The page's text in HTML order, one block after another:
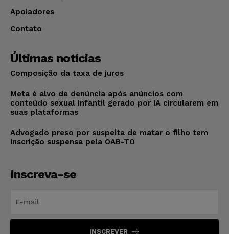
Apoiadores
Contato
Últimas notícias
Composição da taxa de juros
Meta é alvo de denúncia após anúncios com
conteúdo sexual infantil gerado por IA circularem em
suas plataformas
Advogado preso por suspeita de matar o filho tem
inscrição suspensa pela OAB-TO
Inscreva-se
INSCREVER